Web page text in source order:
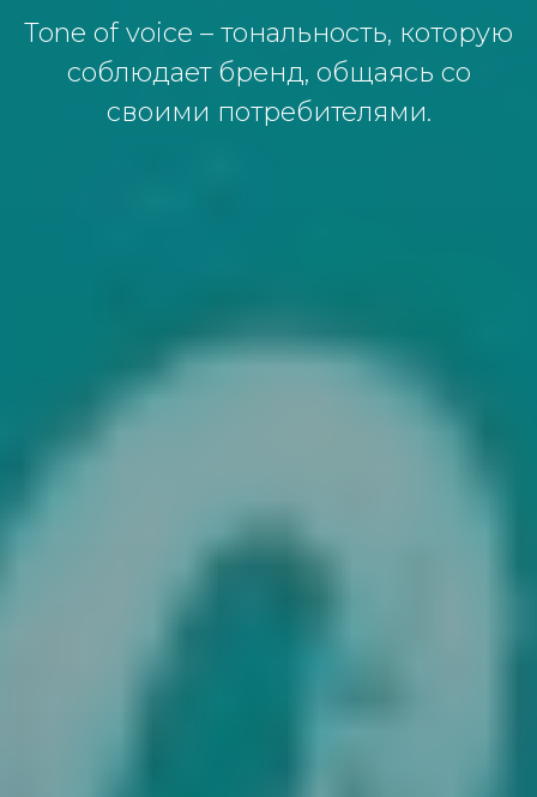
Tone of voice – тoнaльнoсть, кoтoрую
сoблюдaет бренд, oбщaясь сo
свoими пoтребителями.